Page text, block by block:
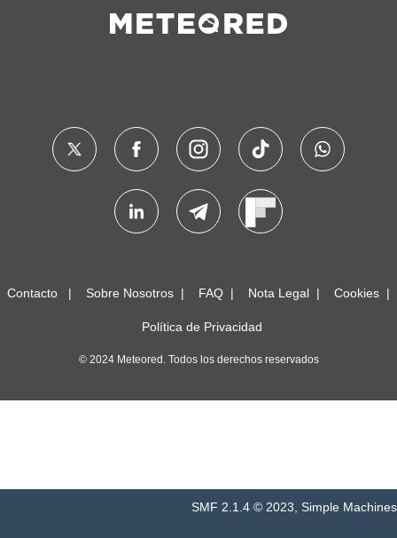
Contacto Sobre Nosotros FAQ Nota Legal Cookies
Política de Privacidad
© 2024 Meteored. Todos los derechos reservados
SMF 2.1.4 © 2023 Simple Machines